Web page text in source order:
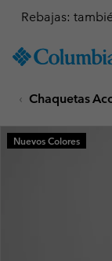
TO
SKIP
MAIN
NAV
Rebajas:
Chaquetas
Nuevos Colores